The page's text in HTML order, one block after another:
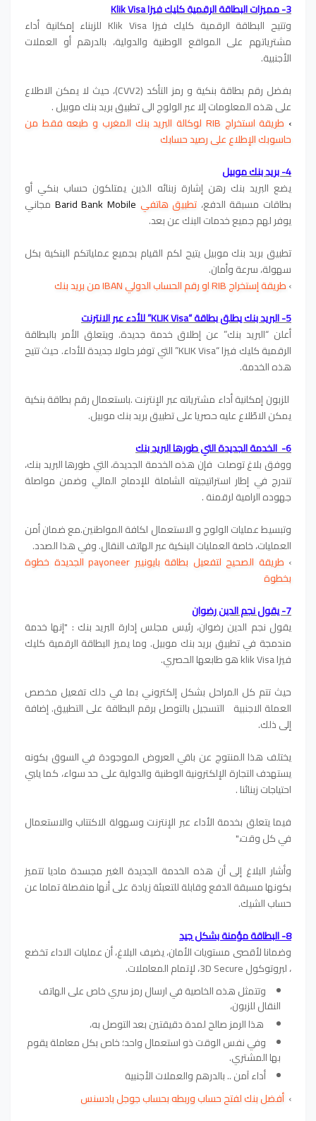
3- مميزات البطاقة الرقمية كليك فيزا Klik Visa
وتتيح البطاقة الرقمية كليك فيزا Klik Visa للزبناء إمكانية أداء
مشترياتهم على المواقع الوطنية والدولية، بالدرهم أو العملات
الأجنبية.
بفضل رقم بطاقة بنكية و رمز التأكد (CVV2)، حيث لا يمكن الاطلاع
على هذه المعلومات إلا عبر الولوج الى تطبيق بريد بنك موبيل .
›
طريقة استخراج RIB لوكالة البريد بنك المغرب و طبعه فقط من
حاسوبك الإطلاع على رصيد حسابك
4- بريد بنك موبيل
يضع البريد بنك رهن إشارة زبنائه الذين يمتلكون حساب بنكي أو
بطاقات مسبقة الدفع، تطبيق هاتفي Barid Bank Mobile مجاني
يوفر لهم جميع خدمات البنك عن بعد.
تطبيق بريد بنك موبيل يتيح لكم القيام بجميع عملياتكم البنكية بكل
سهولة، سرعة وأمان.
›طريقة إستخراج RIB او رقم الحساب الدولي IBAN من بريد بنك
5- البريد بنك يطلق بطاقة “KLIK Visa” للأدء عبر الانترنت
أعلن “البريد بنك” عن إطلاق خدمة جديدة. ويتعلق الأمر بالبطاقة
الرقمية كليك فيزا “KLIK Visa” التي توفر حلولا جديدة للأداء. حيث تتيح
هذه الخدمة.
للزبون إمكانية أداء مشترياته عبر الإنترنت .باستعمال رقم بطاقة بنكية
يمكن الاطّلاع عليه حصريا على تطبيق بريد بنك موبيل.
6- الخدمة الجديدة التي طورها البريد بنك
ووفق بلاغ توصلت فإن هذه الخدمة الجديدة، التي طورها البريد بنك،
تندرج في إطار استراتيجيته الشاملة للإدماج المالي وضمن مواصلة
جهوده الرامية لرقمنة .
وتبسيط عمليات الولوج و الاستعمال لكافة المواطنين.مع ضمان أمن
العمليات، خاصة العمليات البنكية عبر الهاتف النقال. وفي هذا الصدد.
›
طريقة الصحيح لتفعيل بطاقة بايونيير payoneer الجديدة خطوة
بخطوة
7- يقول نجم الدين رضوان
يقول نجم الدين رضوان، رئيس مجلس إدارة البريد بنك : "إنها خدمة
مندمجة في تطبيق بريد بنك موبيل. وما يميز البطاقة الرقمية كليك
فيزا klik Visa هو طابعها الحصري.
حيث تتم كل المراحل بشكل إلكتروني بما في دلك تفعيل مخصص
العملة الاجنبية التسجيل بالتوصل برقم البطاقة على التطبيق. إضافة
إلى ذلك.
يختلف هذا المنتوج عن باقي العروض الموجودة في السوق بكونه
يستهدف التجارة الإلكترونية الوطنية والدولية على حد سواء، كما يلبي
احتياجات زبنائنا .
فيما يتعلق بخدمة الأداء عبر الإنترنت وسهولة الاكتتاب والاستعمال
في كل وقت."
وأشار البلاغ إلى أن هذه الخدمة الجديدة الغير مجسدة ماديا تتميز
بكونها مسبقة الدفع وقابلة للتعبئة زيادة على أنها منفصلة تماما عن
حساب الشيك.
8- البطاقة مؤمنة بشكل جيد
وضمانا لأقصى مستويات الأمان، يضيف البلاغ، أن عمليات الاداء تخضع
، لبروتوكول 3D Secure، لإتمام المعاملات.
وتتمثل هذه الخاصية في ارسال رمز سري خاص على الهاتف
النقال للزبون،
هذا الرمز صالح لمدة دقيقتين بعد التوصل به،
وفي نفس الوقت ذو استعمال واحد؛ خاص بكل معاملة يقوم
بها المشتري.
أداء آمن .. بالدرهم والعملات الأجنبية
› أفضل بنك لفتح حساب وربطه بحساب جوجل بادسنس